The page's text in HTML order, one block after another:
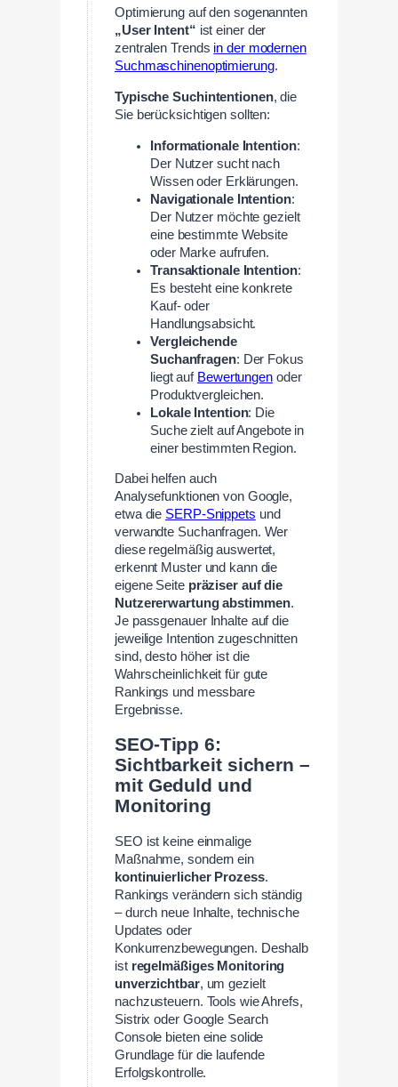
Optimierung auf den sogenannten
„User Intent“ ist einer der
zentralen Trends in der modernen
Suchmaschinenoptimierung.
Typische Suchintentionen, die
Sie berücksichtigen sollten:
Informationale Intention:
Der Nutzer sucht nach
Wissen oder Erklärungen.
Navigationale Intention:
Der Nutzer möchte gezielt
eine bestimmte Website
oder Marke aufrufen.
Transaktionale Intention:
Es besteht eine konkrete
Kauf- oder
Handlungsabsicht.
Vergleichende
Suchanfragen: Der Fokus
liegt auf Bewertungenoder
Produktvergleichen.
Lokale Intention: Die
Suche zielt auf Angebote in
einer bestimmten Region.
Dabei helfen auch
Analysefunktionen von Google,
etwa die SERP-Snippets und
verwandte Suchanfragen. Wer
diese regelmäßig auswertet,
erkennt Muster und kann die
eigene Seite präziser auf die
Nutzererwartung abstimmen.
Je passgenauer Inhalte auf die
jeweilige Intention zugeschnitten
sind, desto höher ist die
Wahrscheinlichkeit für gute
Rankings und messbare
Ergebnisse.
SEO-Tipp 6:
Sichtbarkeit sichern –
mit Geduld und
Monitoring
SEO ist keine einmalige
Maßnahme, sondern ein
kontinuierlicher Prozess.
Rankings verändern sich ständig
– durch neue Inhalte, technische
Updates oder
Konkurrenzbewegungen. Deshalb
ist regelmäßiges Monitoring
unverzichtbar, um gezielt
nachzusteuern. Tools wie Ahrefs,
Sistrix oder Google Search
Console bieten eine solide
Grundlage für die laufende
Erfolgskontrolle.